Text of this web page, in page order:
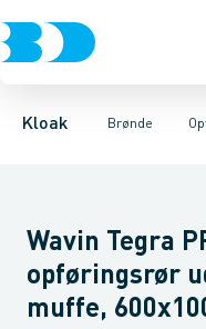
Kloak Brønde
Rør & fittingsBrønde
Rense & inspektions
Opføringsrør
Wavin Tegra
opføringsrør
muffe,